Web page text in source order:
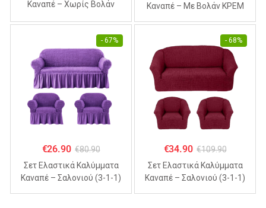
Καναπέ – Χωρίς Βολάν
Καναπέ – Με Βολάν ΚΡΕΜ
- 67%
€26.90 €80.90
Σετ Ελαστικά Καλύμματα
Καναπέ – Σαλονιού (3-1-1)
- 68%
€34.90 €109.90
Σετ Ελαστικά Καλύμματα
Καναπέ – Σαλονιού (3-1-1)